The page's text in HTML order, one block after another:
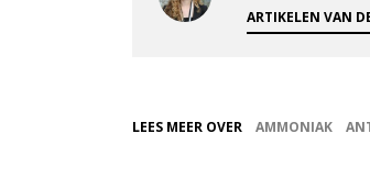
ARTIKELEN VAN
LEES MEER OVER AMMONIAK